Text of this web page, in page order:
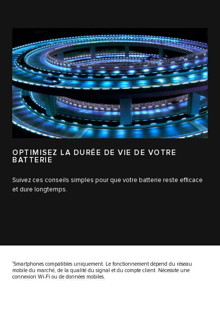
OPTIMISEZ LA DURÉE DE VIE DE VOTRE
BATTERIE
Suivez ces conseils simples pour que votre batterie reste efficace
et dure longtemps.
1Smartphones compatibles uniquement. Le fonctionnement dépend du réseau
mobile du marché, de la qualité du signal et du compte client. Nécessite une
connexion Wi-Fi ou de données mobiles.